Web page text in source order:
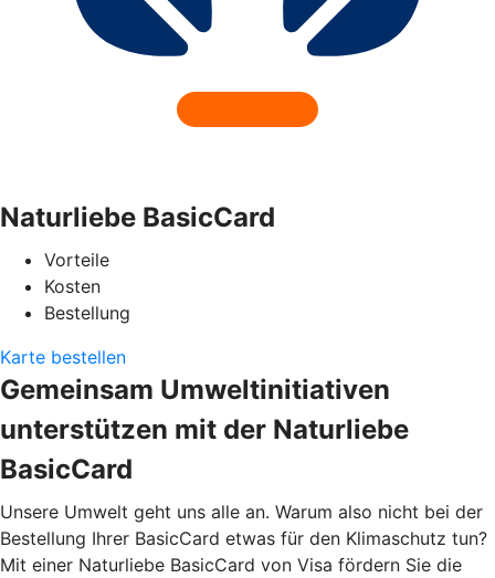
Naturliebe BasicCard
Vorteile
Kosten
Bestellung
Karte bestellen
Gemeinsam Umweltinitiativen
unterstützen mit der Naturliebe
BasicCard
Unsere Umwelt geht uns alle an. Warum also nicht bei der
Bestellung Ihrer BasicCard etwas für den Klimaschutz tun?
Mit einer Naturliebe BasicCard von Visa fördern Sie die